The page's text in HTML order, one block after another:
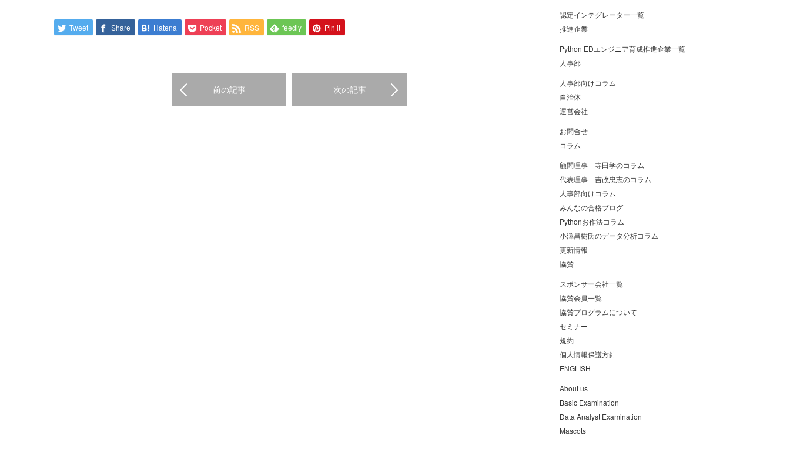
Tweet Share Hatena Pocket RSS feedly Pin it
前の記事 次の記事
認定インテグレーター一覧
推進企業
Python EDエンジニア育成推進企業一覧
人事部
人事部向けコラム
自治体
運営会社
お問合せ
コラム
顧問理事 寺田学のコラム
代表理事 吉政忠志のコラム
人事部向けコラム
みんなの合格ブログ
Pythonお作法コラム
小澤昌樹氏のデータ分析コラム
更新情報
協賛
スポンサー会社一覧
協賛会員一覧
協賛プログラムについて
セミナー
規約
個人情報保護方針
ENGLISH
About us
Basic Examination
Data Analyst Examination
Mascots